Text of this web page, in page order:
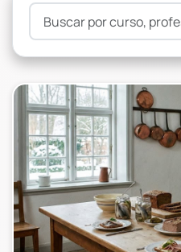
Buscar por curso,